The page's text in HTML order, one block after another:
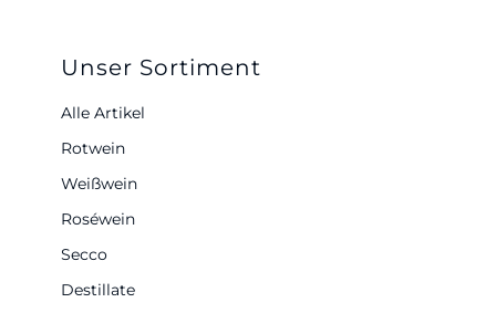
Unser Sortiment
Alle Artikel
Rotwein
Weißwein
Roséwein
Secco
Destillate